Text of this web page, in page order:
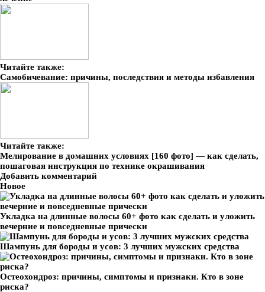
Читайте также:
Самобичевание: причины, последствия и методы избавления
Читайте также:
Мелирование в домашних условиях [160 фото] — как сделать,
пошаговая инструкция по технике окрашивания
Добавить комментарий
Новое
Укладка на длинные волосы 60+ фото как сделать и уложить
вечерние и повседневные прически
Шампунь для бороды и усов: 3 лучших мужских средства
Остеохондроз: причины, симптомы и признаки. Кто в зоне
риска?